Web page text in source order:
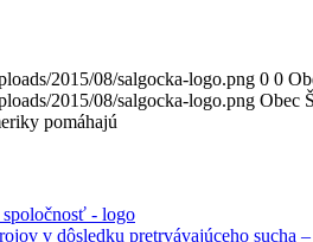
2015/08/salgocka-logo.png 0 0
2015/08/salgocka-logo.png Obec
pomáhajú
v dôsledku pretrvávajúceho sucha